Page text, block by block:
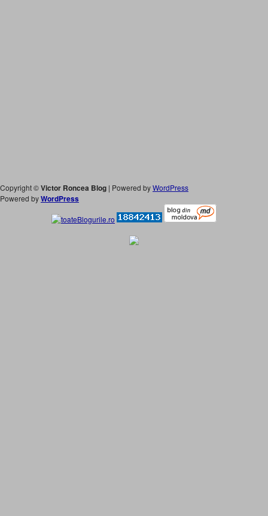
Copyright ©Victor Roncea Blog | Powered byWordPress
Powered byWordPress